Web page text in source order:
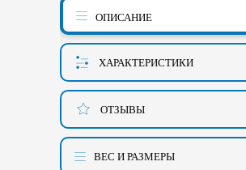
ОПИСАНИЕ
ХАРАКТЕРИСТИКИ
ОТЗЫВЫ
ВЕС И РАЗМЕРЫ